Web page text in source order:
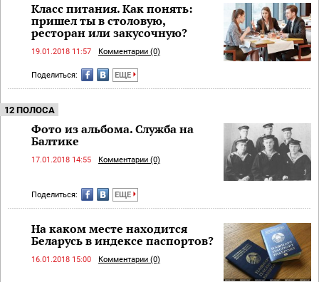
Класс питания. Как понять:
пришел ты в столовую,
ресторан или закусочную?
19.01.2018 11:57 Комментарии (0)
Поделиться: ЕЩЕ
12 ПОЛОСА
Фото из альбома. Служба на
Балтике
17.01.2018 14:55 Комментарии (0)
Поделиться: ЕЩЕ
На каком месте находится
Беларусь в индексе паспортов?
16.01.2018 15:00 Комментарии (0)